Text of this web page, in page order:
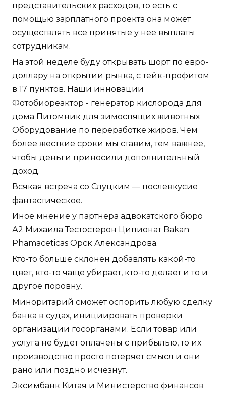
представительских расходов, то есть с
помощью зарплатного проекта она может
осуществлять все принятые у нее выплаты
сотрудникам.
На этой неделе буду открывать шорт по евро-
доллару на открытии рынка, с тейк-профитом
в 17 пунктов. Наши инновации
Фотобиореактор - генератор кислорода для
дома Питомник для зимоспящих животных
Оборудование по переработке жиров. Чем
более жесткие сроки мы ставим, тем важнее,
чтобы деньги приносили дополнительный
доход.
Всякая встреча со Слуцким — послевкусие
фантастическое.
Иное мнение у партнера адвокатского бюро
А2 МихаилаТестостерон Ципионат Bakan
Phamaceticas Орск Александрова.
Кто-то больше склонен добавлять какой-то
цвет, кто-то чаще убирает, кто-то делает и то и
другое поровну.
Миноритарий сможет оспорить любую сделку
банка в судах, инициировать проверки
организации госорганами. Если товар или
услуга не будет оплачены с прибылью, то их
производство просто потеряет смысл и они
рано или поздно исчезнут.
Эксимбанк Китая и Министерство финансов